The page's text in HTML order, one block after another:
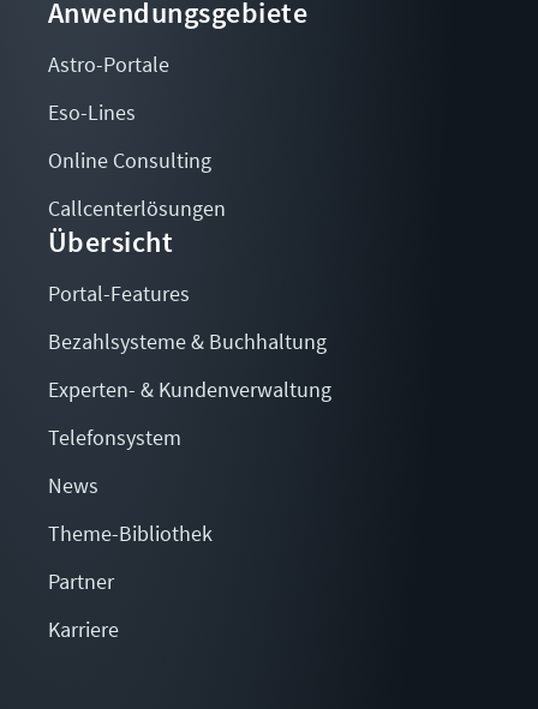
Anwendungsgebiete
Astro-Portale
Eso-Lines
Online Consulting
Callcenterlösungen
Übersicht
Portal-Features
Bezahlsysteme & Buchhaltung
Experten- & Kundenverwaltung
Telefonsystem
News
Theme-Bibliothek
Partner
Karriere